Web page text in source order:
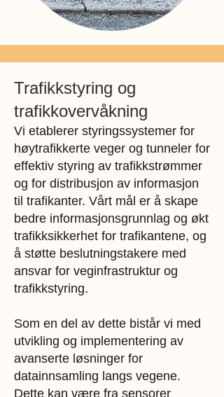
Trafikkstyring og
trafikkovervåkning
Vi etablerer styringssystemer for
høytrafikkerte veger og tunneler for
effektiv styring av trafikkstrømmer
og for distribusjon av informasjon
til trafikanter. Vårt mål er å skape
bedre informasjonsgrunnlag og økt
trafikksikkerhet for trafikantene, og
å støtte beslutningstakere med
ansvar for veginfrastruktur og
trafikkstyring.
Som en del av dette bistår vi med
utvikling og implementering av
avanserte løsninger for
datainnsamling langs vegene.
Dette kan være fra sensorer